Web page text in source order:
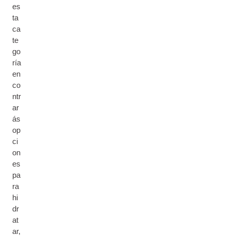
es
ta
ca
te
go
ría
en
co
ntr
ar
ás
op
ci
on
es
pa
ra
hi
dr
at
ar,